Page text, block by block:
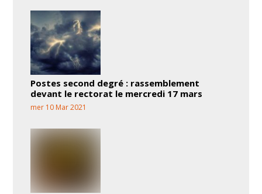
Postes second degré : rassemblement
devant le rectorat le mercredi 17 mars
mer 10 Mar 2021